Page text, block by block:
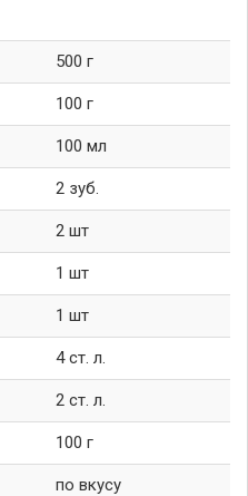
500 г
100 г
100 мл
2 зуб.
2 шт
1 шт
1 шт
4 ст. л.
2 ст. л.
100 г
по вкусу